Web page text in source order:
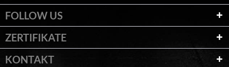
FOLLOW US
ZERTIFIKATE
KONTAKT